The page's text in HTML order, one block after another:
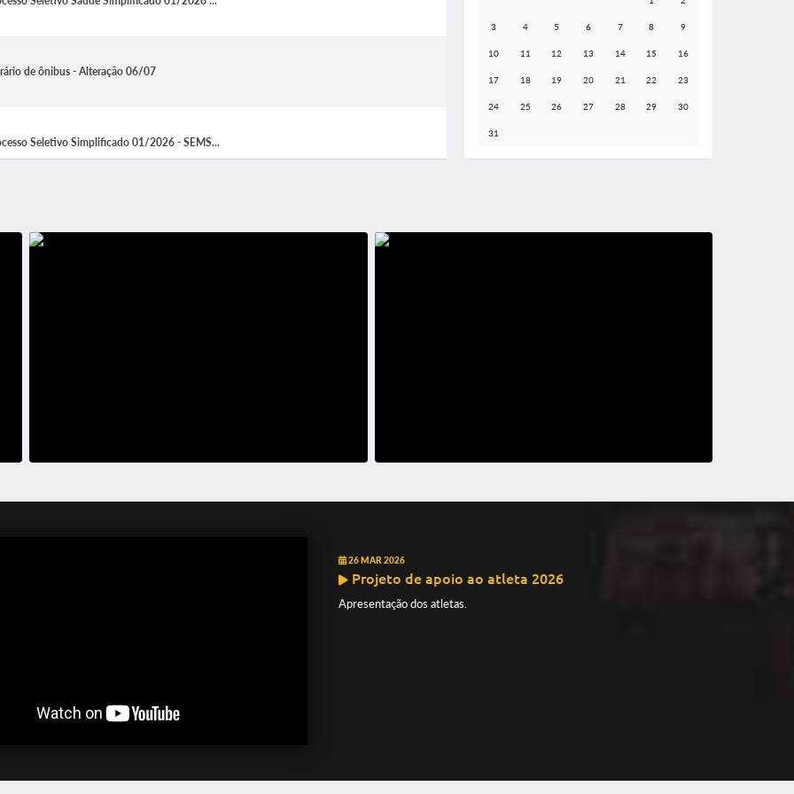
de ônibus - Alteração 06/07
Seletivo Simplificado 01/2026 - SEMS...
3 4 5 6 7 8 9
10 11 12 13 14 15 16
17 18 19 20 21 22 23
24 25 26 27 28 29 30
31
26 MAR 2026
Projeto de apoio ao atleta 2026
Apresentação dos atletas.